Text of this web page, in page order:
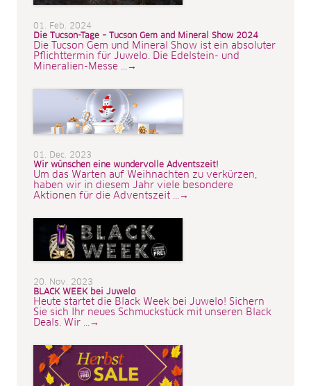
01. Feb. 2024
Die Tucson-Tage – Tucson Gem and Mineral Show 2024
Die Tucson Gem und Mineral Show ist ein absoluter
Pflichttermin für Juwelo. Die Edelstein- und
Mineralien-Messe ...→
01. Dec. 2023
Wir wünschen eine wundervolle Adventszeit!
Um das Warten auf Weihnachten zu verkürzen,
haben wir in diesem Jahr viele besondere
Aktionen für die Adventszeit ...→
20. Nov. 2023
BLACK WEEK bei Juwelo
Heute startet die Black Week bei Juwelo! Sichern
Sie sich Ihr neues Schmuckstück mit unseren Black
Deals. Wir ...→